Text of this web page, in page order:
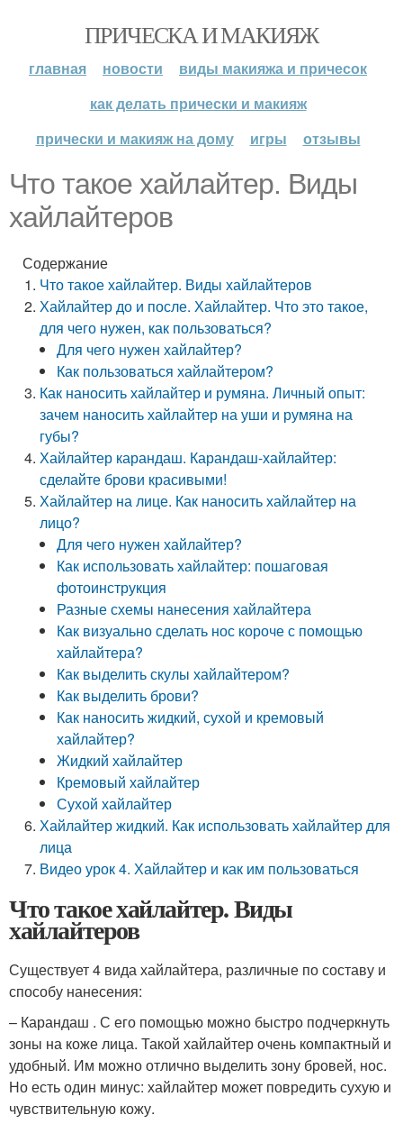
ПРИЧЕСКА И МАКИЯЖ
главная новости
виды макияжа и причесок
как делать прически и макияж
прически и макияж на дому
игры отзывы
Что такое хайлайтер. Виды
хайлайтеров
Содержание
Что такое хайлайтер. Виды хайлайтеров
Хайлайтер до и после. Хайлайтер. Что это такое,
для чего нужен, как пользоваться?
Для чего нужен хайлайтер?
Как пользоваться хайлайтером?
Как наносить хайлайтер и румяна. Личный опыт:
зачем наносить хайлайтер на уши и румяна на
губы?
Хайлайтер карандаш. Карандаш-хайлайтер:
сделайте брови красивыми!
Хайлайтер на лице. Как наносить хайлайтер на
лицо?
Для чего нужен хайлайтер?
Как использовать хайлайтер: пошаговая
фотоинструкция
Разные схемы нанесения хайлайтера
Как визуально сделать нос короче с помощью
хайлайтера?
Как выделить скулы хайлайтером?
Как выделить брови?
Как наносить жидкий, сухой и кремовый
хайлайтер?
Жидкий хайлайтер
Кремовый хайлайтер
Сухой хайлайтер
Хайлайтер жидкий. Как использовать хайлайтер для
лица
Видео урок 4. Хайлайтер и как им пользоваться
Что такое хайлайтер. Виды
хайлайтеров
Существует 4 вида хайлайтера, различные по составу и
способу нанесения:
– Карандаш . С его помощью можно быстро подчеркнуть
зоны на коже лица. Такой хайлайтер очень компактный и
удобный. Им можно отлично выделить зону бровей, нос.
Но есть один минус: хайлайтер может повредить сухую и
чувствительную кожу.